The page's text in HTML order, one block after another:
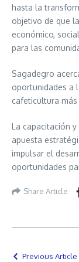
hasta la
objetivo de que
económico,
para las
Sagadegro
oportunidades a
cafeticultura
La capacitación
apuesta
impulsar el
oportunidades
Share Article
Previous Article